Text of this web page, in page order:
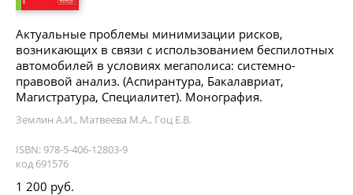
Актуальные проблемы минимизации рисков,
возникающих в связи с использованием беспилотных
автомобилей в условиях мегаполиса: системно-
правовой анализ. (Аспирантура, Бакалавриат,
Магистратура, Специалитет). Монография.
Землин А.И., Матвеева М.А., Гоц Е.В.
ISBN: 978-5-406-12803-9
код 691576
1 200 руб.